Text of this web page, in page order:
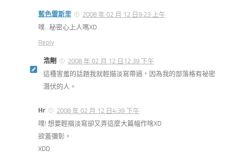
藍色雷斯里
2008 年 02 月 12 日9:23 上午
噗…秘密心上人嗎XD
Reply
浩剛
2008 年 02 月 12 日12:39 下午
這種害羞的話題我就輕描淡寫帶過，因為我的部落格有祕密
潛伏的人。
Hr
2008 年 02 月 12 日4:39 下午
噗! 想要輕描淡寫卻又弄這麼大篇幅作啥XD
欲蓋彌彰。
XDD